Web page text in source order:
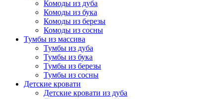
Комоды из дуба
Комоды из бука
Комоды из березы
Комоды из сосны
Тумбы из массива
Тумбы из дуба
Тумбы из бука
Тумбы из березы
Тумбы из сосны
Детские кровати
Детские кровати из дуба